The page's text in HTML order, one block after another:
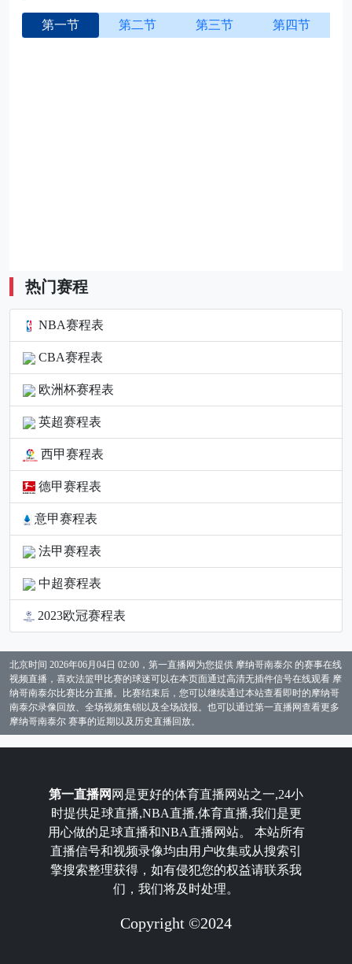
第一节 第二节 第三节 第四节
热门赛程
NBA赛程表
CBA赛程表
欧洲杯赛程表
英超赛程表
西甲赛程表
德甲赛程表
意甲赛程表
法甲赛程表
中超赛程表
2023欧冠赛程表
北京时间 2026年06月04日 02:00，第一直播网为您提供 摩纳哥南泰尔 的赛事在线
视频直播，喜欢法篮甲比赛的球迷可以在本页面通过高清无插件信号在线观看 摩
纳哥南泰尔比赛比分直播。比赛结束后，您可以继续通过本站查看即时的摩纳哥
南泰尔录像回放、全场视频集锦以及全场战报。也可以通过第一直播网查看更多
摩纳哥南泰尔 赛事的近期以及历史直播回放。
第一直播网 网是更好的体育直播网站之一,24小
时提供足球直播,NBA直播,体育直播,我们是更
用心做的足球直播和NBA直播网站。 本站所有
直播信号和视频录像均由用户收集或从搜索引
擎搜索整理获得，如有侵犯您的权益请联系我
们，我们将及时处理。
Copyright ©2024